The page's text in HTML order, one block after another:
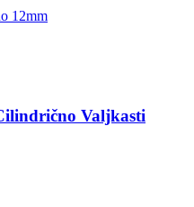
Valjkasti